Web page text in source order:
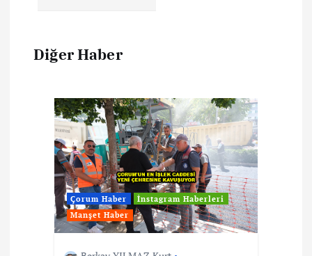
Diğer Haber
Çorum Haber
İnstagram Haberleri
Manşet Haber